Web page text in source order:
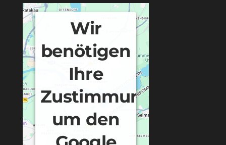
Wir
benötigen
Ihre
Zustimmung,
um den